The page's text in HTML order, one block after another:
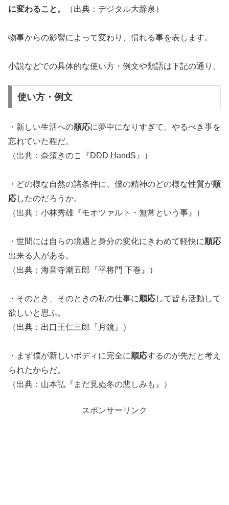
に変わること。
（出典：デジタル大辞泉）
物事からの影響によって変わり、慣れる事を表します。
小説などでの具体的な使い方・例文や類語は下記の通り。
使い方・例文
・新しい生活への順応に夢中になりすぎて、やるべき事を
忘れていた程だ。
（出典：奈須きのこ『DDD HandS』）
・どの様な自然の諸条件に、僕の精神のどの様な性質が順
応したのだろうか。
（出典：小林秀雄『モオツァルト・無常という事』）
・世間には自らの境遇と身分の変化にきわめて軽快に順応
出来る人がある。
（出典：海音寺潮五郎『平将門 下巻』）
・そのとき、そのときの私の仕事に順応して皆も活動して
欲しいと思ふ。
（出典：出口王仁三郎『月鏡』）
・まず僕が新しいボディに完全に順応するのが先だと考え
られたからだ。
（出典：山本弘『まだ見ぬ冬の悲しみも』）
スポンサーリンク